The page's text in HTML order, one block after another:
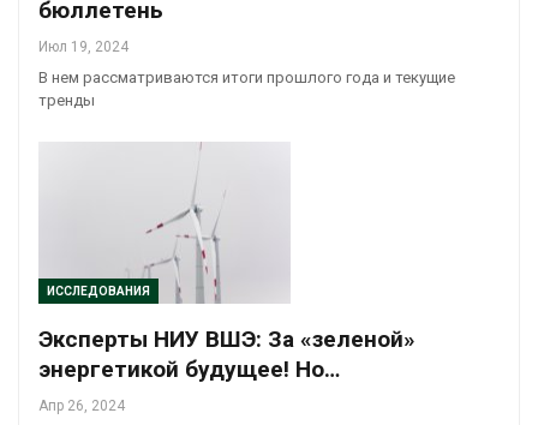
бюллетень
Июл 19, 2024
В нем рассматриваются итоги прошлого года и текущие
тренды
ИССЛЕДОВАНИЯ
Эксперты НИУ ВШЭ: За «зеленой»
энергетикой будущее! Но…
Апр 26, 2024